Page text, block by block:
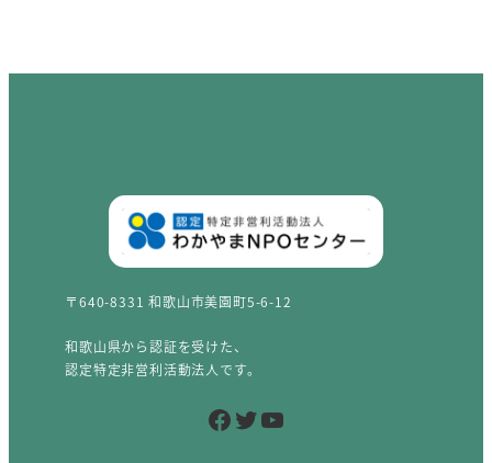
〒640-8331 和歌山市美園町5-6-12
和歌山県から認証を受けた、
認定特定非営利活動法人です。
Facebook Twitter YouTube